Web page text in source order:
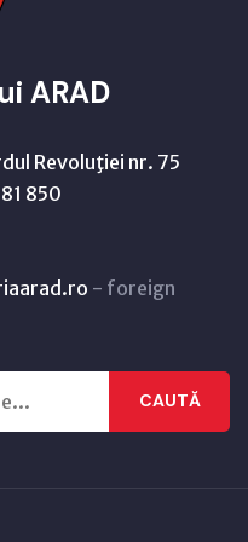
ARAD
Revoluţiei nr. 75
850
- foreign
CAUTĂ